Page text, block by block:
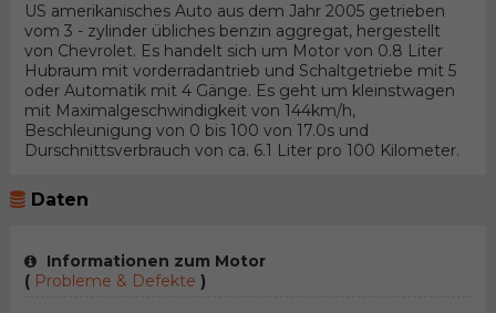
US amerikanisches Auto aus dem Jahr 2005 getrieben
vom 3 - zylinder übliches benzin aggregat, hergestellt
von Chevrolet. Es handelt sich um Motor von 0.8 Liter
Hubraum mit vorderradantrieb und Schaltgetriebe mit 5
oder Automatik mit 4 Gänge. Es geht um kleinstwagen
mit Maximalgeschwindigkeit von 144km/h,
Beschleunigung von 0 bis 100 von 17.0s und
Durschnittsverbrauch von ca. 6.1 Liter pro 100 Kilometer.
Daten
Informationen zum Motor
(Probleme & Defekte )